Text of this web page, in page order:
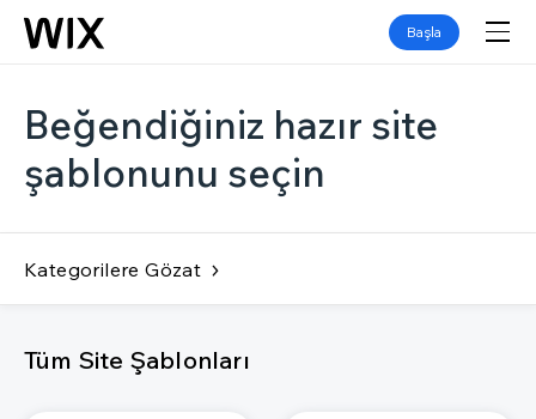
Başla
Beğendiğiniz hazır site
şablonunu seçin
Kategorilere Gözat
Tüm Site Şablonları